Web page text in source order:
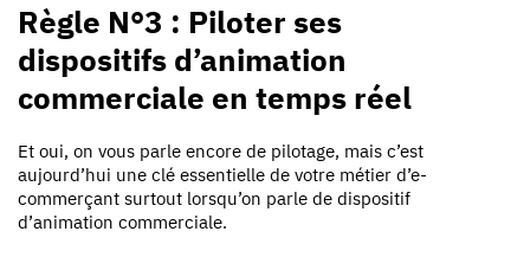
Règle N°3 : Piloter ses
dispositifs d’animation
commerciale en temps réel
Et oui, on vous parle encore de pilotage, mais c’est
aujourd’hui une clé essentielle de votre métier d’e-
commerçant surtout lorsqu’on parle de dispositif
d’animation commerciale.